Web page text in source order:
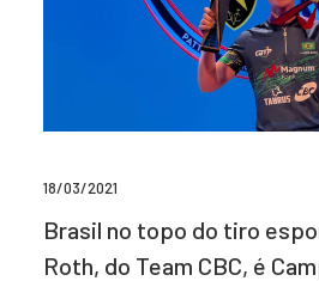
18/03/2021
Brasil no topo do tiro
Roth, do Team CBC, é